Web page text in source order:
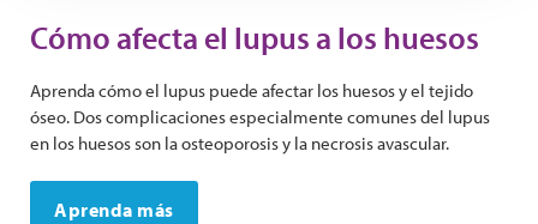
Cómo afecta el lupus a los huesos
Aprenda cómo el lupus puede afectar los huesos y el tejido
óseo. Dos complicaciones especialmente comunes del lupus
en los huesos son la osteoporosis y la necrosis avascular.
Aprenda más